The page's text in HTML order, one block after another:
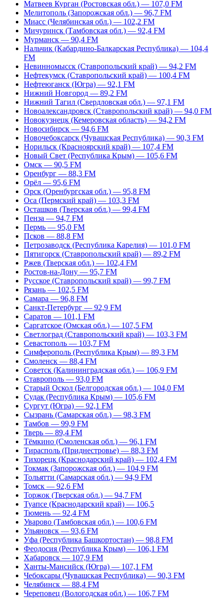
Матвеев Курган (Ростовская обл.) — 107,0 FM
Мелитополь (Запорожская обл.) — 96,7 FM
Миасс (Челябинская обл.) — 102,2 FM
Мичуринск (Тамбовская обл.) — 92,4 FM
Мурманск — 90,4 FM
Нальчик (Кабардино-Балкарская Республика) — 104,4
FM
Невинномысск (Ставропольский край) — 94,2 FM
Нефтекумск (Ставропольский край) — 100,4 FM
Нефтеюганск (Югра) — 92,1 FM
Нижний Новгород — 89,2 FM
Нижний Тагил (Свердловская обл.) — 97,1 FM
Новоалександровск (Ставропольский край) — 94,0 FM
Новокузнецк (Кемеровская область) — 94,2 FM
Новосибирск — 94,6 FM
Новочебоксарск (Чувашская Республика) — 90,3 FM
Норильск (Красноярский край) — 107,4 FM
Новый Свет (Республика Крым) — 105,6 FM
Омск — 90,5 FM
Оренбург — 88,3 FM
Орёл — 95,6 FM
Орск (Оренбургская обл.) — 95,8 FM
Оса (Пермский край) — 103,3 FM
Осташков (Тверская обл.) — 99,4 FM
Пенза — 94,7 FM
Пермь — 95,0 FM
Псков — 88,8 FM
Петрозаводск (Республика Карелия) — 101,0 FM
Пятигорск (Ставропольский край) — 89,2 FM
Ржев (Тверская обл.) — 102,4 FM
Ростов-на-Дону — 95,7 FM
Русское (Ставропольский край) — 99,7 FM
Рязань — 102,5 FM
Самара — 96,8 FM
Санкт-Петербург — 92,9 FM
Саратов — 101,1 FM
Саргатское (Омская обл.) — 107,5 FM
Светлоград (Ставропольский край) — 103,3 FM
Севастополь — 103,7 FM
Симферополь (Республика Крым) — 89,3 FM
Смоленск — 88,4 FM
Советск (Калининградская обл.) — 106,9 FM
Ставрополь — 93,0 FM
Старый Оскол (Белгородская обл.) — 104,0 FM
Судак (Республика Крым) — 105,6 FM
Сургут (Югра) — 92,1 FM
Сызрань (Самарская обл.) — 98,3 FM
Тамбов — 99,9 FM
Тверь — 89,4 FM
Тёмкино (Смоленская обл.) — 96,1 FM
Тирасполь (Приднестровье) — 88,3 FM
Тихорецк (Краснодарский край) — 102,4 FM
Токмак (Запорожская обл.) — 104,9 FM
Тольятти (Самарская обл.) — 94,9 FM
Томск — 92,6 FM
Торжок (Тверская обл.) — 94,7 FM
Туапсе (Краснодарский край) — 106,5
Тюмень — 92,4 FM
Уварово (Тамбовская обл.) — 100,6 FM
Ульяновск — 93,6 FM
Уфа (Республика Башкортостан) — 98,8 FM
Феодосия (Республика Крым) — 106,1 FM
Хабаровск — 107,9 FM
Ханты-Мансийск (Югра) — 107,1 FM
Чебоксары (Чувашская Республика) — 90,3 FM
Челябинск — 88,4 FM
Череповец (Вологодская обл.) — 106,7 FM